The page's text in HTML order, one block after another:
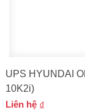
UPS HYUNDAI
10K2i)
Liên hệ